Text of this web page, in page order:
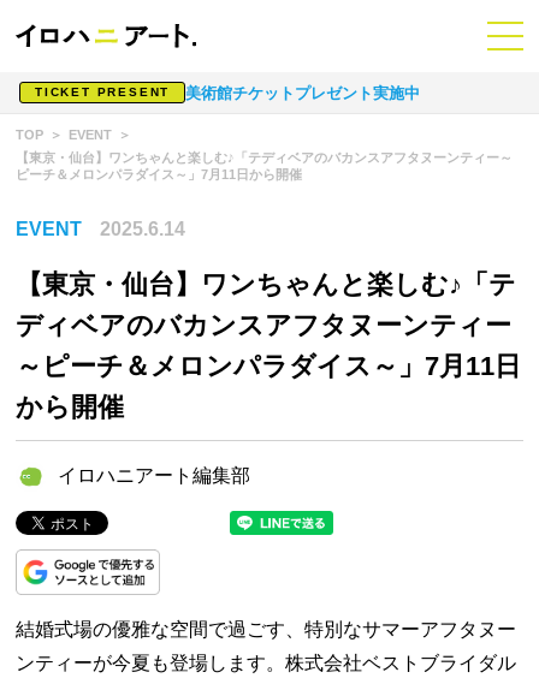
TICKET PRESENT 美術館チケットプレゼント実施中
TOP
EVENT
【東京・仙台】ワンちゃんと楽しむ♪「テディベアのバカンスアフタヌーンティー～
ピーチ＆メロンパラダイス～」7月11日から開催
EVENT 2025.6.14
【東京・仙台】ワンちゃんと楽しむ♪「テ
ディベアのバカンスアフタヌーンティー
～ピーチ＆メロンパラダイス～」7月11日
から開催
イロハニアート編集部
結婚式場の優雅な空間で過ごす、特別なサマーアフタヌー
ンティーが今夏も登場します。株式会社ベストブライダル